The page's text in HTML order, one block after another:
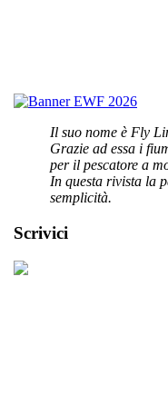
Il suo nome è Fly
Grazie ad essa i
per il pescatore a
In questa rivista la
semplicità.
Scrivici